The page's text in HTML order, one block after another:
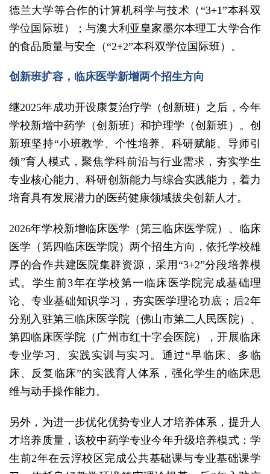
德兰大学等合作的计算机科学与技术（“3+1”本科双
学位国际班）；与澳大利亚皇家墨尔本理工大学合作
的食品质量与安全（“2+2”本科双学位国际班）。
创新班扩容，临床医学新增两个招生方向
继2025年成功开设康复治疗学（创新班）之后，今年
学校新增中药学（创新班）和护理学（创新班）。创
新班坚持“小班教学、个性培养、科研赋能、导师引
领”育人模式，聚焦学科前沿与行业需求，夯实学生
专业核心能力、科研创新能力与综合实践能力，着力
培育具有发展潜力的医药健康领域拔尖创新人才。
2026年学校新增临床医学（第三临床医学院）、临床
医学（第四临床医学院）两个招生方向，依托学校雄
厚的合作共建医院集群资源，采用“3+2”分段培养模
式。学生前3年在学校第一临床医学院完成基础理
论、专业基础知识学习，夯实医学理论功底；后2年
分别入驻第三临床医学院（佛山市第二人民医院）、
第四临床医学院（广州市红十字会医院），开展临床
专业学习、实践实训与实习。通过“早临床、多临
床、反复临床”的实践育人体系，强化学生的临床思
维与动手操作能力。
另外，为进一步优化优势专业人才培养体系，提升人
才培养质量，该校中药学专业今年升级培养模式：学
生前2年在云浮校区完成公共基础课与专业基础课学